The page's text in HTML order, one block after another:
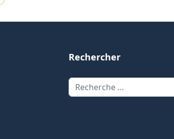
Rechercher
Rechercher